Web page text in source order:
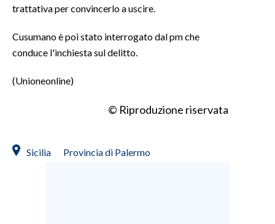
trattativa per convincerlo a uscire.
Cusumano è poi stato interrogato dal pm che
conduce l'inchiesta sul delitto.
(Unioneonline)
© Riproduzione riservata
Sicilia Provincia di Palermo